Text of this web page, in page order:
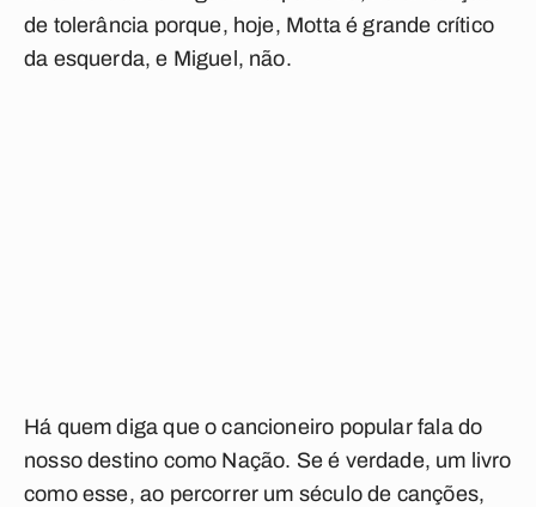
de tolerância porque, hoje, Motta é grande crítico
da esquerda, e Miguel, não.
Há quem diga que o cancioneiro popular fala do
nosso destino como Nação. Se é verdade, um livro
como esse, ao percorrer um século de canções,